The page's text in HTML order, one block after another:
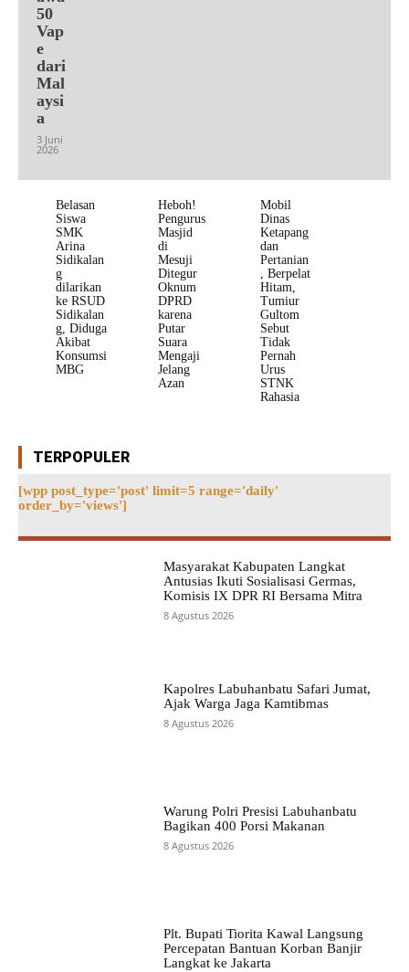
50
Vap
e
dari
Mal
aysi
a
3 Juni
2026
Belasan
Siswa
SMK
Arina
Sidikalan
g
dilarikan
ke RSUD
Sidikalan
g, Diduga
Akibat
Konsumsi
MBG
Heboh!
Pengurus
Masjid
di
Mesuji
Ditegur
Oknum
DPRD
karena
Putar
Suara
Mengaji
Jelang
Azan
Mobil
Dinas
Ketapang
dan
Pertanian
, Berpelat
Hitam,
Tumiur
Gultom
Sebut
Tidak
Pernah
Urus
STNK
Rahasia
TERPOPULER
[wpp post_type='post' limit=5 range='daily'
order_by='views']
Masyarakat Kabupaten Langkat
Antusias Ikuti Sosialisasi Germas,
Komisis IX DPR RI Bersama Mitra
8 Agustus 2026
Kapolres Labuhanbatu Safari Jumat,
Ajak Warga Jaga Kamtibmas
8 Agustus 2026
Warung Polri Presisi Labuhanbatu
Bagikan 400 Porsi Makanan
8 Agustus 2026
Plt. Bupati Tiorita Kawal Langsung
Percepatan Bantuan Korban Banjir
Langkat ke Jakarta